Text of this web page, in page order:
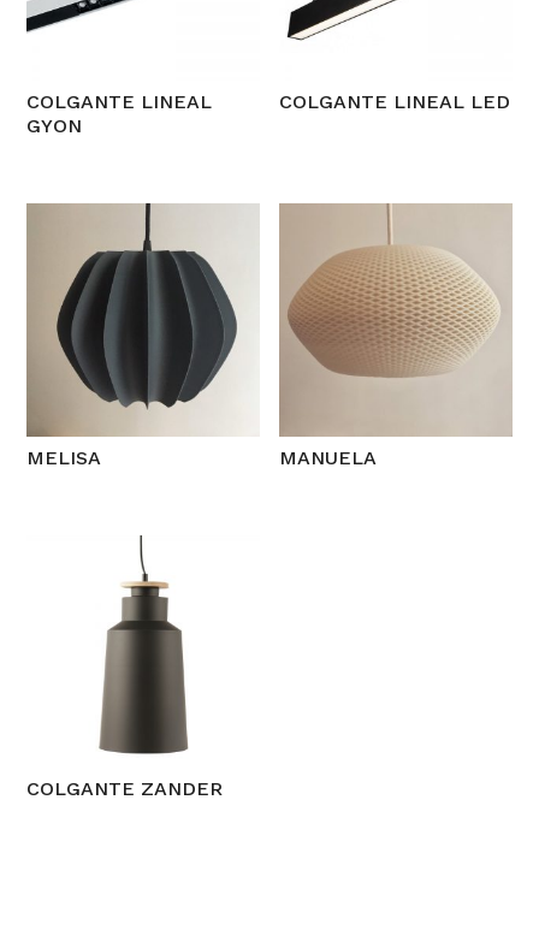
COLGANTE LINEAL
GYON
COLGANTE LINEAL LED
MELISA MANUELA
COLGANTE ZANDER